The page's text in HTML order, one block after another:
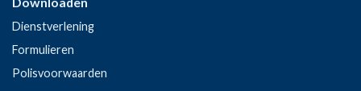
Dienstverlening
Formulieren
Polisvoorwaarden